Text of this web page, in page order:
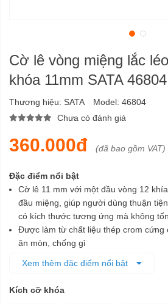
Cờ lê vòng miệng lắc
khóa 11mm SATA 46804
Thương hiệu: SATA Model: 46804
Chưa có đánh giá
360.000đ (đã bao gồm VAT)
Đặc điểm nổi bật
Cờ lê 11 mm với một đầu vòng 12
đầu miệng, giúp người dùng thuận
có kích thước tương ứng mà không
Được làm từ chất liệu thép crom cứng
ăn mòn, chống gỉ
với 13 vị trí khóa, cho phép tiếp cận
Xem thêm đặc điểm nổi bật
Kích cỡ khóa